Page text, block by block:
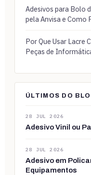
Adesivos para Bolo
pela Anvisa e Como
Por Que Usar Lacre
Peças de
ÚLTIMOS DO
28 JUL 2026
Adesivo Vinil ou
28 JUL 2026
Adesivo em
Equipamentos